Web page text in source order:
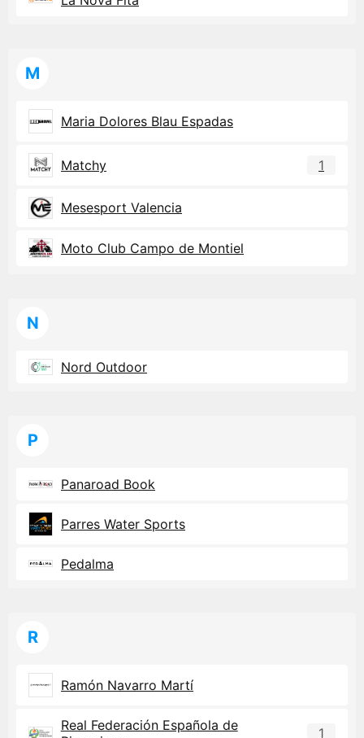
M
Maria Dolores Blau Espadas
Matchy 1
Mesesport Valencia
Moto Club Campo de Montiel
N
Nord Outdoor
P
Panaroad Book
Parres Water Sports
Pedalma
R
Ramón Navarro Martí
Real Federación Española de
1